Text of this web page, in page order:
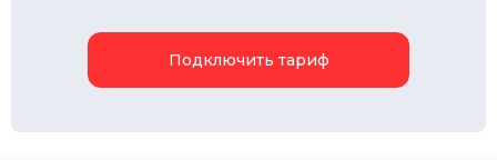
Подключить тариф